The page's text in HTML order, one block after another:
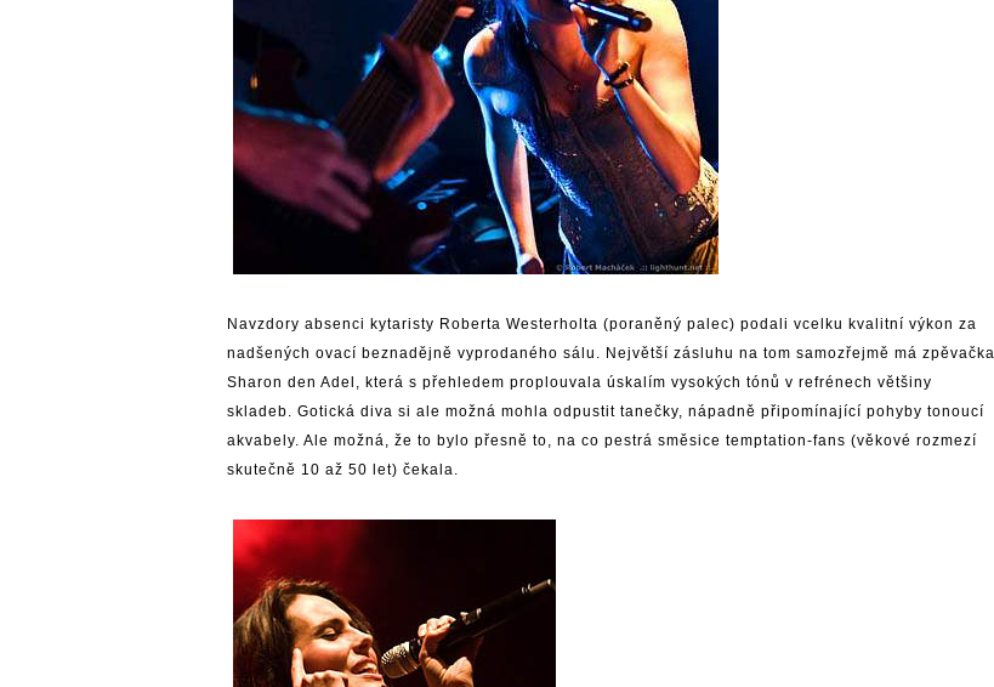
Navzdory absenci kytaristy Roberta Westerholta (poraněný palec) podali vcelku kvalitní výkon za
nadšených ovací beznadějně vyprodaného sálu. Největší zásluhu na tom samozřejmě má zpěvačka
Sharon den Adel, která s přehledem proplouvala úskalím vysokých tónů v refrénech většiny
skladeb. Gotická diva si ale možná mohla odpustit tanečky, nápadně připomínající pohyby tonoucí
akvabely. Ale možná, že to bylo přesně to, na co pestrá směsice temptation-fans (věkové rozmezí
skutečně 10 až 50 let) čekala.